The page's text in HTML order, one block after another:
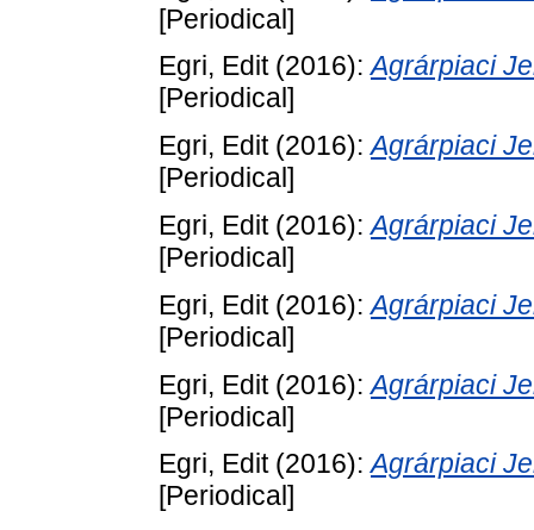
[Periodical]
Egri, Edit(2016):Agrárpiaci
[Periodical]
Egri, Edit(2016):Agrárpiaci
[Periodical]
Egri, Edit(2016):Agrárpiaci
[Periodical]
Egri, Edit(2016):Agrárpiaci
[Periodical]
Egri, Edit(2016):Agrárpiaci
[Periodical]
Egri, Edit(2016):Agrárpiaci
[Periodical]